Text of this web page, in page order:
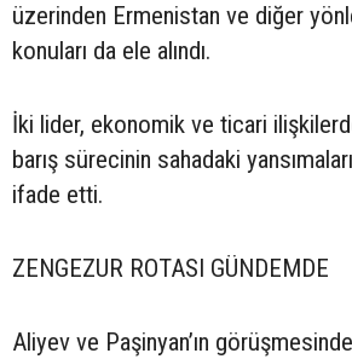
üzerinden Ermenistan ve diğer
konuları da ele alındı.
İki lider, ekonomik ve ticari
barış sürecinin sahadaki
ifade etti.
ZENGEZUR ROTASI GÜNDEMDE
Aliyev ve Paşinyan’ın